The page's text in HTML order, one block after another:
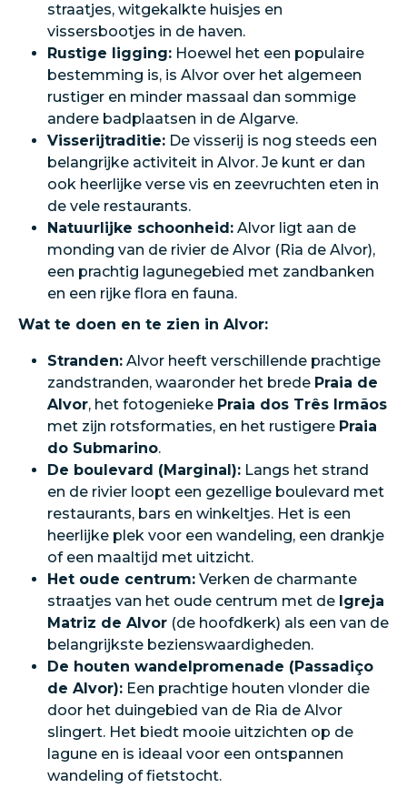
straatjes, witgekalkte huisjes en
vissersbootjes in de haven.
Rustige ligging: Hoewel het een populaire
bestemming is, is Alvor over het algemeen
rustiger en minder massaal dan sommige
andere badplaatsen in de Algarve.
Visserijtraditie: De visserij is nog steeds een
belangrijke activiteit in Alvor. Je kunt er dan
ook heerlijke verse vis en zeevruchten eten in
de vele restaurants.
Natuurlijke schoonheid: Alvor ligt aan de
monding van de rivier de Alvor (Ria de Alvor),
een prachtig lagunegebied met zandbanken
en een rijke flora en fauna.
Wat te doen en te zien in Alvor:
Stranden: Alvor heeft verschillende prachtige
zandstranden, waaronder het brede Praia de
Alvor, het fotogenieke Praia dos Três Irmãos
met zijn rotsformaties, en het rustigere Praia
do Submarino.
De boulevard (Marginal): Langs het strand
en de rivier loopt een gezellige boulevard met
restaurants, bars en winkeltjes. Het is een
heerlijke plek voor een wandeling, een drankje
of een maaltijd met uitzicht.
Het oude centrum: Verken de charmante
straatjes van het oude centrum met de Igreja
Matriz de Alvor (de hoofdkerk) als een van de
belangrijkste bezienswaardigheden.
De houten wandelpromenade (Passadiço
de Alvor): Een prachtige houten vlonder die
door het duingebied van de Ria de Alvor
slingert. Het biedt mooie uitzichten op de
lagune en is ideaal voor een ontspannen
wandeling of fietstocht.